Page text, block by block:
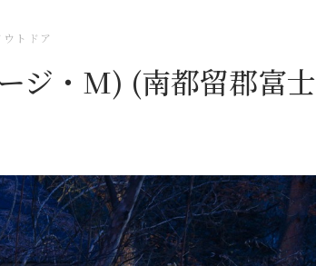
トドア
ジ・M) (南都留郡富士